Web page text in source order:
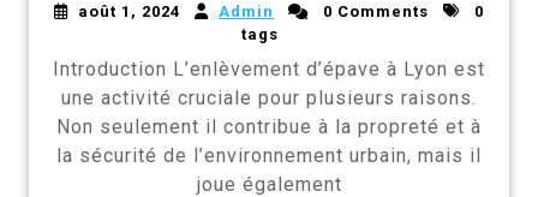
août 1, 2024 Admin 0 Comments
0
tags
Introduction L’enlèvement d’épave à Lyon est
une activité cruciale pour plusieurs raisons.
Non seulement il contribue à la propreté et à
la sécurité de l’environnement urbain, mais il
joue également